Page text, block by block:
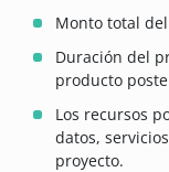
Monto total
Duración del
producto
Los recursos
datos,
proyecto.